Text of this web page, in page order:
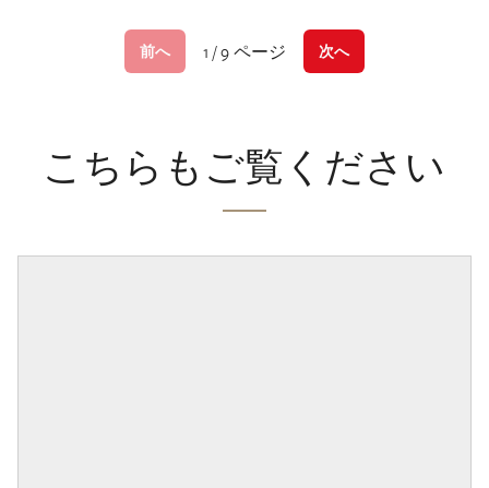
前へ 1 / 9 ページ 次へ
こちらもご覧ください